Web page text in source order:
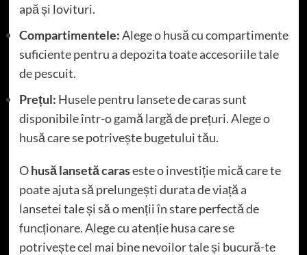
apă și lovituri.
Compartimentele:Alege o husă cu compartimente
suficiente pentru a depozita toate accesoriile tale
de pescuit.
Prețul: Husele pentru lansete de caras sunt
disponibile într-o gamă largă de prețuri. Alege o
husă care se potrivește bugetului tău.
Ohusă lansetă caraseste o investiție mică care te
poate ajuta să prelungești durata de viață a
lansetei tale și să o menții în stare perfectă de
funcționare. Alege cu atenție husa care se
potrivește cel mai bine nevoilor tale și bucură-te